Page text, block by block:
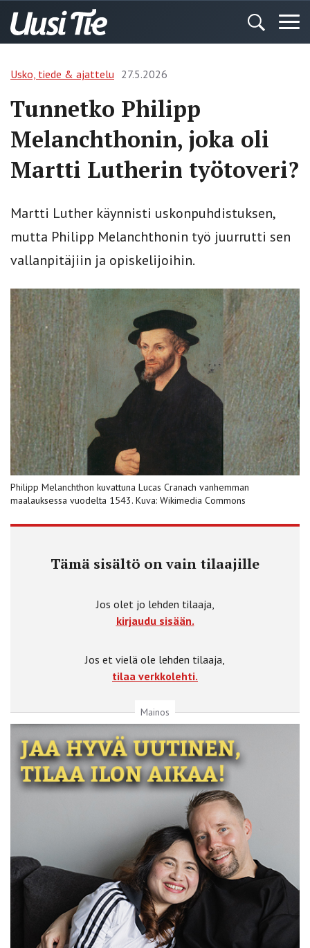
Usko, tiede & ajattelu 27.5.2026
Tunnetko Philipp
Melanchthonin, joka oli
Martti Lutherin työtoveri?
Martti Luther käynnisti uskonpuhdistuksen,
mutta Philipp Melanchthonin työ juurrutti sen
vallanpitäjiin ja opiskelijoihin.
Philipp Melanchthon kuvattuna Lucas Cranach vanhemman
maalauksessa vuodelta 1543. Kuva: Wikimedia Commons
Tämä sisältö on vain tilaajille
Jos olet jo lehden tilaaja,
kirjaudu sisään.
Jos et vielä ole lehden tilaaja,
tilaa verkkolehti.
Mainos